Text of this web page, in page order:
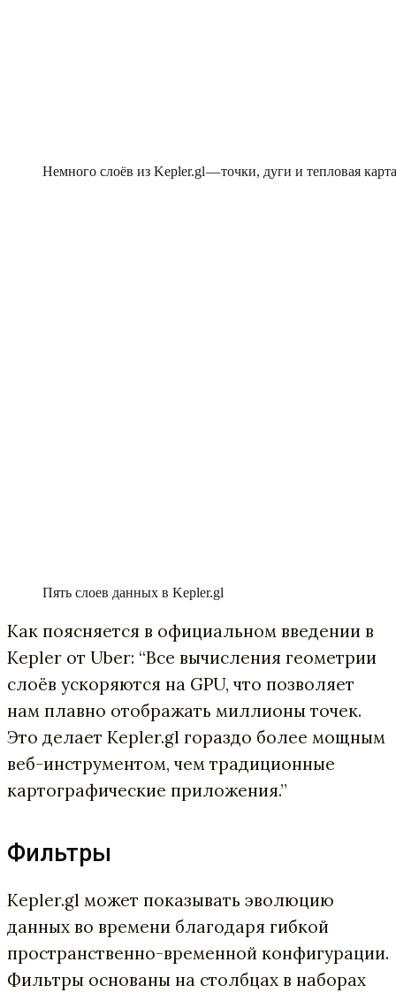
Немного слоёв из Kepler.gl — точки, дуги и тепловая
Пять слоев данных в Kepler.gl
Как поясняется в официальном введении в
Kepler от Uber: “Все вычисления геометрии
слоёв ускоряются на GPU, что позволяет
нам плавно отображать миллионы точек.
Это делает Kepler.gl гораздо более мощным
веб-инструментом, чем традиционные
картографические приложения.”
Фильтры
Kepler.gl может показывать эволюцию
данных во времени благодаря гибкой
пространственно-временной конфигурации.
Фильтры основаны на столбцах в наборах